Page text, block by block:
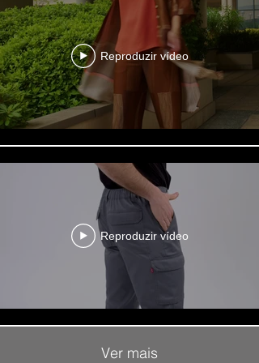
Reproduzir vídeo
Reproduzir vídeo
Ver mais